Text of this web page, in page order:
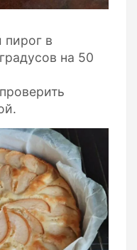
пирог в
на 50